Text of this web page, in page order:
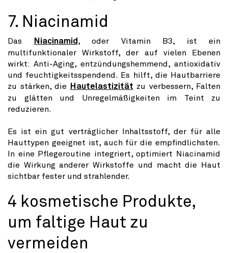
7. Niacinamid
Das Niacinamid, oder Vitamin B3, ist ein
multifunktionaler Wirkstoff, der auf vielen Ebenen
wirkt: Anti-Aging, entzündungshemmend, antioxidativ
und feuchtigkeitsspendend. Es hilft, die Hautbarriere
zu stärken, die
Hautelastizität zu verbessern, Falten
zu glätten und Unregelmäßigkeiten im Teint zu
reduzieren.
Es ist ein gut verträglicher Inhaltsstoff, der für alle
Hauttypen geeignet ist, auch für die empfindlichsten.
In eine Pflegeroutine integriert, optimiert Niacinamid
die Wirkung anderer Wirkstoffe und macht die Haut
sichtbar fester und strahlender.
4 kosmetische Produkte,
um faltige Haut zu
vermeiden